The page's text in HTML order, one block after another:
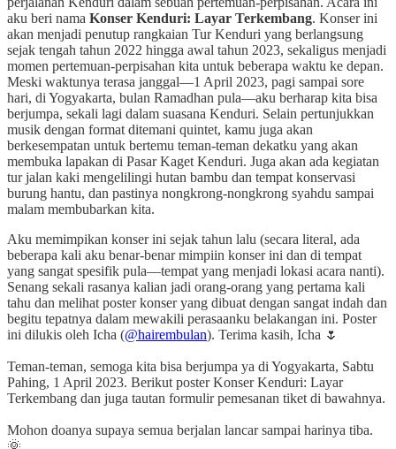
aku beri nama Konser Kenduri: Layar Terkembang. Konser ini
akan menjadi penutup rangkaian Tur Kenduri yang berlangsung
sejak tengah tahun 2022 hingga awal tahun 2023, sekaligus menjadi
momen pertemuan-perpisahan kita untuk beberapa waktu ke depan.
Meski waktunya terasa janggal—1 April 2023, pagi sampai sore
hari, di Yogyakarta, bulan Ramadhan pula—aku berharap kita bisa
berjumpa, sekali lagi dalam suasana Kenduri. Selain pertunjukkan
musik dengan format ditemani quintet, kamu juga akan
berkesempatan untuk bertemu teman-teman dekatku yang akan
membuka lapakan di Pasar Kaget Kenduri. Juga akan ada kegiatan
tur jalan kaki mengelilingi hutan bambu dan tempat konservasi
burung hantu, dan pastinya nongkrong-nongkrong syahdu sampai
malam membubarkan kita.
Aku memimpikan konser ini sejak tahun lalu (secara literal, ada
beberapa kali aku benar-benar mimpiin konser ini dan di tempat
yang sangat spesifik pula—tempat yang menjadi lokasi acara nanti).
Senang sekali rasanya kalian jadi orang-orang yang pertama kali
tahu dan melihat poster konser yang dibuat dengan sangat indah dan
begitu tepatnya dalam mewakili perasaanku belakangan ini. Poster
ini dilukis oleh Icha (@hairembulan). Terima kasih, Icha 🌷
Teman-teman, semoga kita bisa berjumpa ya di Yogyakarta, Sabtu
Pahing, 1 April 2023. Berikut poster Konser Kenduri: Layar
Terkembang dan juga tautan formulir pemesanan tiket di bawahnya.
Mohon doanya supaya semua berjalan lancar sampai harinya tiba.
🌞